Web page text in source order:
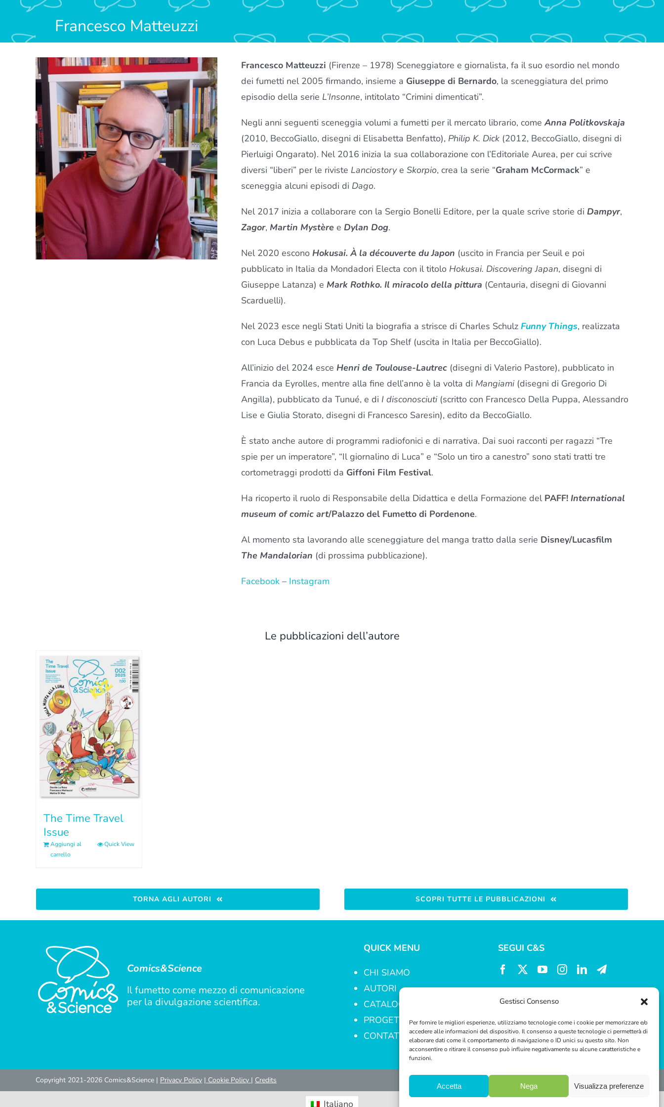
Gestisci Consenso
Per fornire le migliori esperienze, utilizziamo tecnologie come i cookie per memorizzare e/o
accedere alle informazioni del dispositivo. Il consenso a queste tecnologie ci permetterà di
elaborare dati come il comportamento di navigazione o ID unici su questo sito. Non
acconsentire o ritirare il consenso può influire negativamente su alcune caratteristiche e
funzioni.
Accetta Nega Visualizza preferenze
Francesco Matteuzzi
Francesco Matteuzzi (Firenze – 1978) Sceneggiatore e giornalista, fa il suo esordio nel mondo
dei fumetti nel 2005 firmando, insieme a Giuseppe di Bernardo, la sceneggiatura del primo
episodio della serie L’Insonne, intitolato “Crimini dimenticati”.
Negli anni seguenti sceneggia volumi a fumetti per il mercato librario, come Anna Politkovskaja
(2010, BeccoGiallo, disegni di Elisabetta Benfatto), Philip K. Dick(2012, BeccoGiallo, disegni di
Pierluigi Ongarato). Nel 2016 inizia la sua collaborazione con l’Editoriale Aurea, per cui scrive
diversi “liberi” per le riviste Lanciostorye Skorpio, crea la serie “Graham McCormack” e
sceneggia alcuni episodi di Dago.
Nel 2017 inizia a collaborare con la Sergio Bonelli Editore, per la quale scrive storie di Dampyr,
Zagor, Martin Mystère e Dylan Dog.
Nel 2020 escono Hokusai. À la découverte du Japon (uscito in Francia per Seuil e poi
pubblicato in Italia da Mondadori Electa con il titolo Hokusai. Discovering Japan, disegni di
Giuseppe Latanza) e Mark Rothko. Il miracolo della pittura (Centauria, disegni di Giovanni
Scarduelli).
Nel 2023 esce negli Stati Uniti la biografia a strisce di Charles Schulz Funny Things, realizzata
con Luca Debus e pubblicata da Top Shelf (uscita in Italia per BeccoGiallo).
All’inizio del 2024 esce Henri de Toulouse-Lautrec(disegni di Valerio Pastore), pubblicato in
Francia da Eyrolles, mentre alla fine dell’anno è la volta di Mangiami(disegni di Gregorio Di
Angilla), pubblicato da Tunué, e di I disconosciuti(scritto con Francesco Della Puppa, Alessandro
Lise e Giulia Storato, disegni di Francesco Saresin), edito da BeccoGiallo.
È stato anche autore di programmi radiofonici e di narrativa. Dai suoi racconti per ragazzi “Tre
spie per un imperatore”, “Il giornalino di Luca” e “Solo un tiro a canestro” sono stati tratti tre
cortometraggi prodotti da Giffoni Film Festival.
Ha ricoperto il ruolo di Responsabile della Didattica e della Formazione delPAFF! International
museum of comic art/Palazzo del Fumetto di Pordenone.
Al momento sta lavorando alle sceneggiature del manga tratto dalla serie Disney/Lucasfilm
The Mandalorian (di prossima pubblicazione).
Facebook– Instagram
Le pubblicazioni dell’autore
The Time Travel
Issue
Aggiungi al
carrello
Quick View
TORNA AGLI AUTORI SCOPRI TUTTE LE PUBBLICAZIONI
Comics&Science
Il fumetto come mezzo di comunicazione
per la divulgazione scientifica.
QUICK MENU
CHI SIAMO
AUTORI
CATALOGO
PROGETTI
CONTATTI
SEGUI C&S
Copyright 2021-2026 Comics&Science | Privacy Policy| Cookie Policy | Credits
Italiano